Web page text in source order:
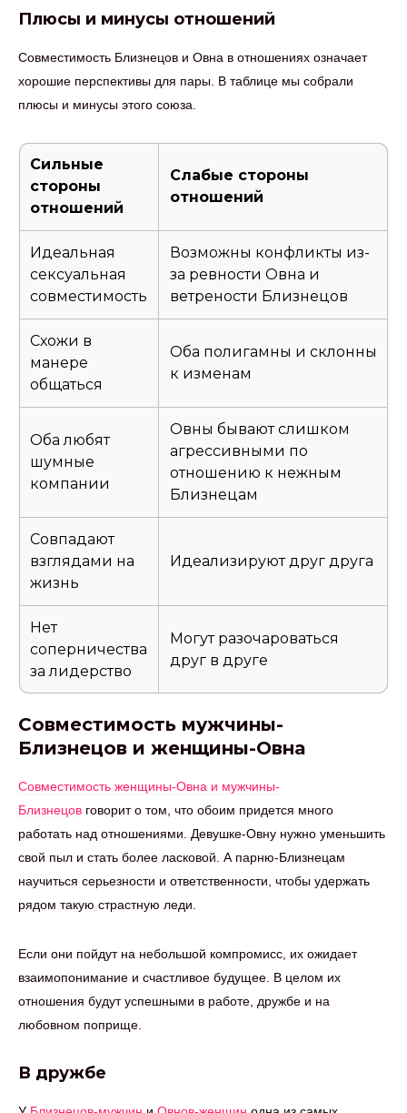
Плюсы и минусы отношений
Совместимость Близнецов и Овна в отношениях означает
хорошие перспективы для пары. В таблице мы собрали
плюсы и минусы этого союза.
Сильные
стороны
отношений
Слабые стороны
отношений
Идеальная
сексуальная
совместимость
Возможны конфликты из-
за ревности Овна и
ветрености Близнецов
Схожи в
манере
общаться
Оба полигамны и склонны
к изменам
Оба любят
шумные
компании
Овны бывают слишком
агрессивными по
отношению к нежным
Близнецам
Совпадают
взглядами на
жизнь
Идеализируют друг друга
Нет
соперничества
за лидерство
Могут разочароваться
друг в друге
Совместимость мужчины-
Близнецов и женщины-Овна
Совместимость женщины-Овна и мужчины-
Близнецов говорит о том, что обоим придется много
работать над отношениями. Девушке-Овну нужно уменьшить
свой пыл и стать более ласковой. А парню-Близнецам
научиться серьезности и ответственности, чтобы удержать
рядом такую страстную леди.
Если они пойдут на небольшой компромисс, их ожидает
взаимопонимание и счастливое будущее. В целом их
отношения будут успешными в работе, дружбе и на
любовном поприще.
В дружбе